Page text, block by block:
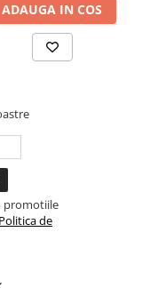
ADAUGA IN COS
promotiile
Politica de